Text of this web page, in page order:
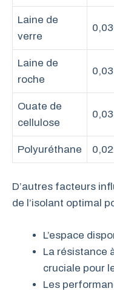
Laine de
verre
Laine de
roche
Ouate de
cellulose
Polyuréthane
D’autres facteurs
de l’isolant optimal
L’espace
La résistance
cruciale pour
Les